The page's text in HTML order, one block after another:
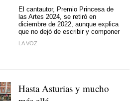
El cantautor, Premio Princesa de
las Artes 2024, se retiró en
diciembre de 2022, aunque explica
que no dejó de escribir y componer
LA VOZ
Hasta Asturias y mucho